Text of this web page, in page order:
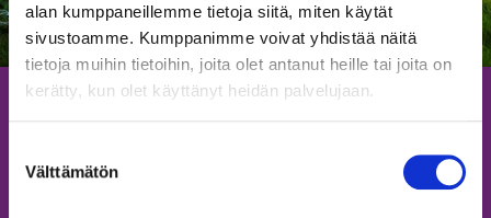
alan kumppaneillemme tietoja siitä, miten käytät
sivustoamme. Kumppanimme voivat yhdistää näitä
tietoja muihin tietoihin, joita olet antanut heille tai joita on
kerätty, kun olet käyttänyt heidän palvelujaan.
valinta
Välttämätön